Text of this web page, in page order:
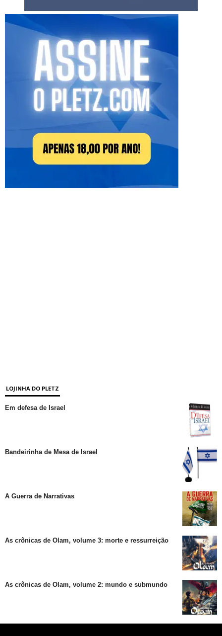
LOJINHA DO PLETZ
Em defesa de Israel
Bandeirinha de Mesa de Israel
A Guerra de Narrativas
As crônicas de Olam, volume 3: morte e ressurreição
As crônicas de Olam, volume 2: mundo e submundo